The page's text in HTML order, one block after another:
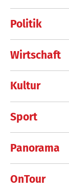
Politik
Wirtschaft
Kultur
Sport
Panorama
OnTour